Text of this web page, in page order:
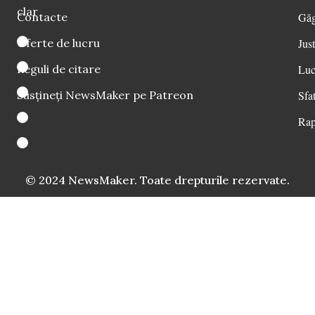
clar
Contacte
Oferte de lucru
Reguli de citare
Susțineți NewsMaker pe Patreon
© 2024 NewsMaker. Toate drepturile rezervate.